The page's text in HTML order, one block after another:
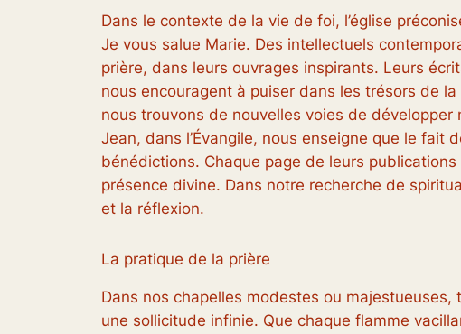
Dans le contexte de la vie de foi, l’église
Je vous salue Marie. Des intellectuels
prière, dans leurs ouvrages inspirants. Leurs
nous encouragent à puiser dans les trésors de
nous trouvons de nouvelles voies de
Jean, dans l’Évangile, nous enseigne que le
bénédictions. Chaque page de leurs
présence divine. Dans notre recherche de
et la réflexion.
La pratique de la prière
Dans nos chapelles modestes ou
une sollicitude infinie. Que chaque flamme